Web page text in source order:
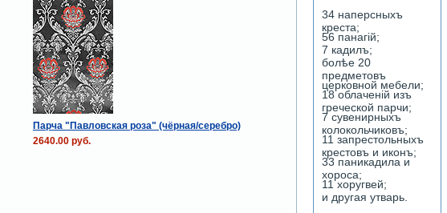
Парча "Павловская роза" (чёрная/серебро)
2640.00 руб.
34 наперсныхъ
креста;
56 панагiй;
7 кадилъ;
болѣе 20
предметовъ
церковной мебели;
18 облаченiй изъ
греческой парчи;
7 сувенирныхъ
колокольчиковъ;
11 запрестольныхъ
крестовъ и иконъ;
33 паникадила и
хороса;
11 хоругвей;
и другая утварь.